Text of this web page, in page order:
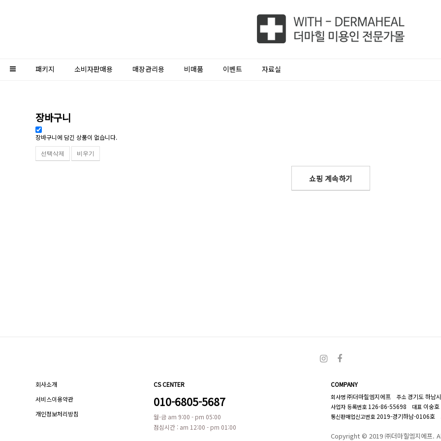
패키지 소비자판매용 매장관리용 비매품 이벤트 자료실
장바구니
장바구니에 담긴 상품이 없습니다.
선택삭제 비우기
쇼핑 계속하기
회사소개
서비스이용약관
개인정보처리방침
CS CENTER
010-6805-5687
월-금 am 9:00 - pm 05:00
점심시간 : am 12:00 - pm 01:00
COMPANY
회사명㈜더마힐엠지에프 주소 경기도 하남
사업자 등록번호 126-86-55698 대표 이숭호
통신판매업신고번호 2019-경기하남-0106호
Copyright © 2019 ㈜더마힐엠지에프.